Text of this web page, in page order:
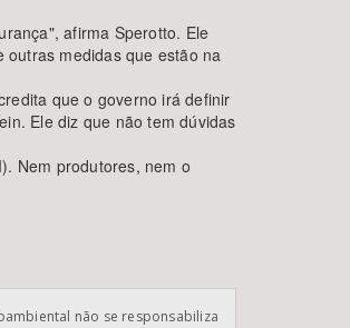
afirma Sperotto. Ele
medidas que estão na
que o governo irá definir
Ele diz que não tem dúvidas
Nem produtores, nem o
não se responsabiliza